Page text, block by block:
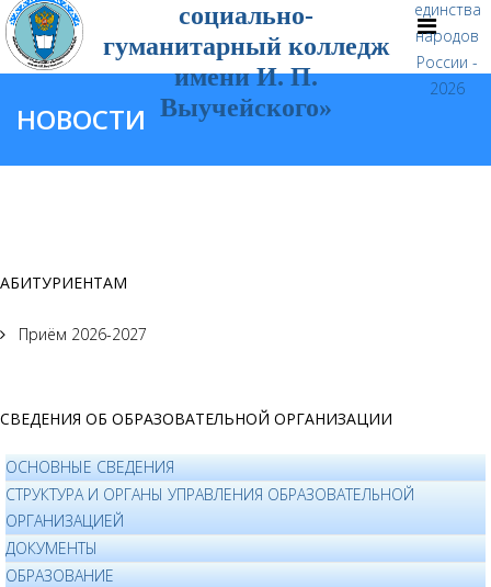
социально-
гуманитарный колледж
имени И. П.
Выучейского»
НОВОСТИ
АБИТУРИЕНТАМ
Приём 2026-2027
СВЕДЕНИЯ ОБ ОБРАЗОВАТЕЛЬНОЙ ОРГАНИЗАЦИИ
ОСНОВНЫЕ СВЕДЕНИЯ
СТРУКТУРА И ОРГАНЫ УПРАВЛЕНИЯ ОБРАЗОВАТЕЛЬНОЙ
ОРГАНИЗАЦИЕЙ
ДОКУМЕНТЫ
ОБРАЗОВАНИЕ